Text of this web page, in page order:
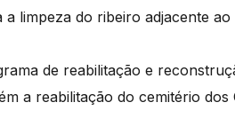
limpeza do ribeiro adjacente ao
de reabilitação e
a reabilitação do cemitério dos